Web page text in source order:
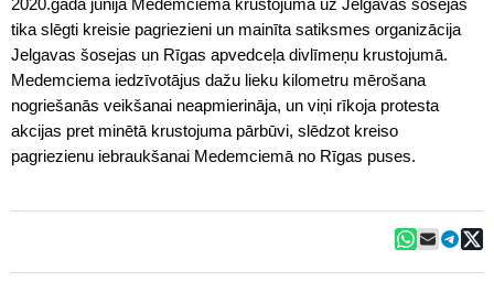
tika slēgti kreisie pagriezieni un mainīta satiksmes organizācija
Jelgavas šosejas un Rīgas apvedceļa divlīmeņu krustojumā.
Medemciema iedzīvotājus dažu lieku kilometru mērošana
nogriešanās veikšanai neapmierināja, un viņi rīkoja protesta
akcijas pret minētā krustojuma pārbūvi, slēdzot kreiso
pagriezienu iebraukšanai Medemciemā no Rīgas puses.